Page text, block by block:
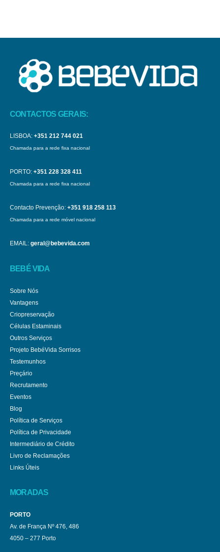
CONTACTOS GERAIS:
LISBOA: +351 212 744 021
Chamada para a rede fixa nacional
PORTO: +351 228 328 411
Chamada para a rede fixa nacional
Contacto Prevenção: +351 918 258 113
Chamada para a rede móvel nacional
EMAIL: geral@bebevida.com
BEBÉ VIDA
Sobre Nós
Vantagens
Criopreservação
Células Estaminais
Outros Serviços
Projeto BebéVida Sorrisos
Testemunhos
Preçário
Recrutamento
Eventos
Blog
Política de Serviços
Política de Privacidade
Intermediário de Crédito
Livro de Reclamações
Links Úteis
MORADAS
PORTO
Av. de França Nº 476, 486
4050 – 277 Porto